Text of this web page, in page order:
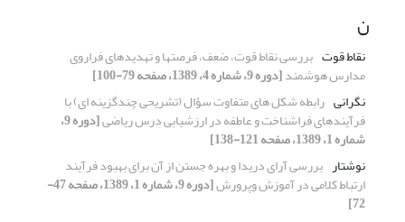
ن
نقاط قوت بررسی نقاط قوت، ضعف، فرصتها و تهدیدهای فراروی
مدارس هوشمند[دوره 9، شماره 4، 1389، صفحه 79-100]
نگرانی رابطه شکل های متفاوت سؤال (تشریحی چندگزینه ای) با
فرآیندهای فراشناخت و عاطفه در ارزشیابی درس ریاضی [دوره 9،
شماره 1، 1389، صفحه 121-138]
نوشتار بررسی آرای دریدا و بهره جستن از آن برای بهبود فرآیند
ارتباط کلامی در آموزش وپرورش [دوره 9، شماره 1، 1389، صفحه 47-
72]